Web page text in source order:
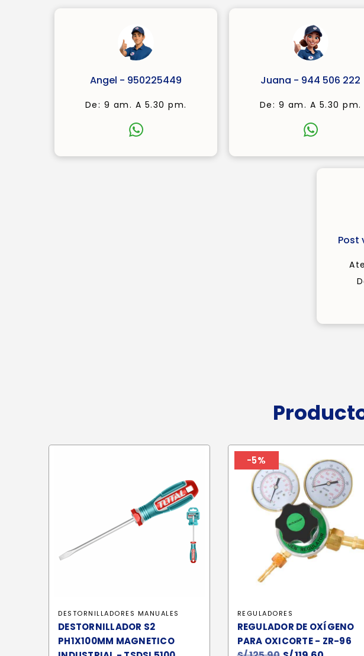
Angel - 950225449
De: 9 am. A 5.30 pm.
Juana - 944 506 222
De: 9 am. A 5.30 pm.
Post
DESTORNILLADORES MANUALES
DESTORNILLADOR S2
PH1X100MM MAGNETICO
-5%
REGULADORES
REGULADOR DE OXÍGENO
PARA OXICORTE - ZR-96